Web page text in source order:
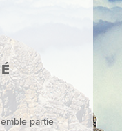
partie